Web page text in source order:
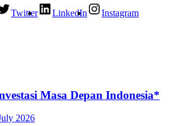
Twitter LinkedIn Instagram
Masa Depan Indonesia*
2026